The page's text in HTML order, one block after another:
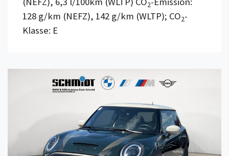
2
128 g/km (NEFZ), 142 g/km (WLTP); CO2-
Klasse: E